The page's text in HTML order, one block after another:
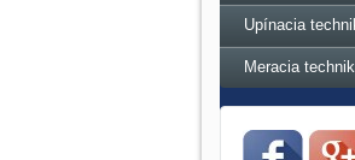
Upínacia
Meracia